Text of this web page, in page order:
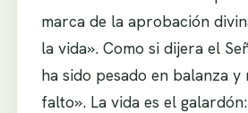
marca de la aprobación
la vida». Como si dijera el
ha sido pesado en balanza y
falto». La vida es el